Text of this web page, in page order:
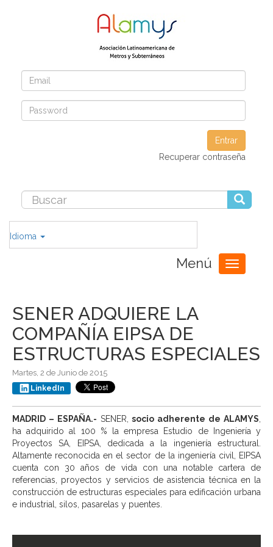
Entrar
Recuperar contraseña
Idioma
Menú
Toggle
navigation
SENER ADQUIERE LA
COMPAÑÍA EIPSA DE
ESTRUCTURAS ESPECIALES
Martes, 2 de Junio de 2015
LinkedIn
MADRID – ESPAÑA.- SENER,socio adherente de ALAMYS
ha adquirido al 100 % la empresa Estudio de Ingeniería y
Proyectos SA, EIPSA, dedicada a la ingeniería estructural.
Altamente reconocida en el sector de la ingeniería civil, EIPSA
cuenta con 30 años de vida con una notable cartera de
referencias, proyectos y servicios de asistencia técnica en la
construcción de estructuras especiales para edificación urbana
e industrial, silos, pasarelas y puentes.